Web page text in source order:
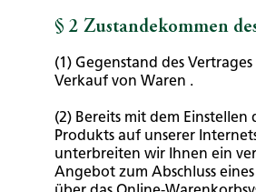
§ 2 Zustandekommen
(1) Gegenstand des
Verkauf von Waren .
(2) Bereits mit dem Einstellen
Produkts auf unserer
unterbreiten wir Ihnen ein
Angebot zum Abschluss